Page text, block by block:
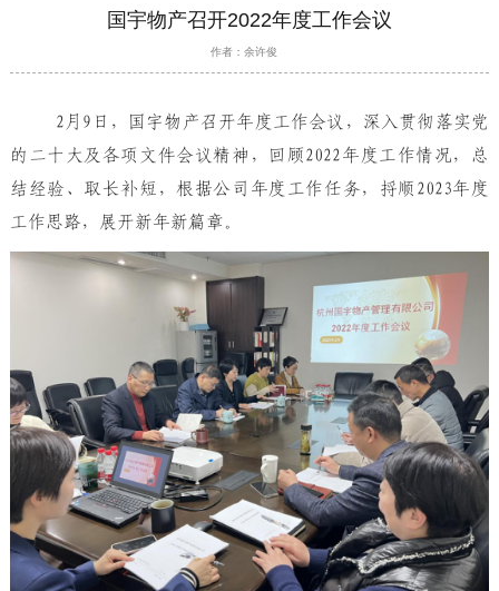
国宇物产召开2022年度工作会议
作者：余许俊
2月9日，国宇物产召开年度工作会议，深入贯彻落实党
的二十大及各项文件会议精神，回顾2022年度工作情况，总
结经验、取长补短，根据公司年度工作任务，捋顺2023年度
工作思路，展开新年新篇章。